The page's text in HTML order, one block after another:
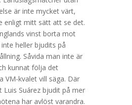
är inte mycket värt,
enligt mitt sätt att se det.
vinst borta mot
heller bjudits på
Såvida man inte är
kunnat följa det
VM-kvalet vill säga. Där
Luis Suárez bjudit på mer
har avlöst varandra.